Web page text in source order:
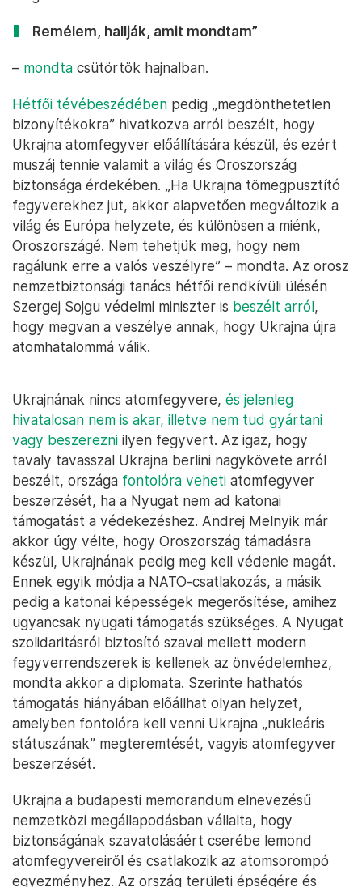
Remélem, hallják, amit mondtam”
– mondta csütörtök hajnalban.
Hétfői tévébeszédében pedig „megdönthetetlen
bizonyítékokra” hivatkozva arról beszélt, hogy
Ukrajna atomfegyver előállítására készül, és ezért
muszáj tennie valamit a világ és Oroszország
biztonsága érdekében. „Ha Ukrajna tömegpusztító
fegyverekhez jut, akkor alapvetően megváltozik a
világ és Európa helyzete, és különösen a miénk,
Oroszországé. Nem tehetjük meg, hogy nem
ragálunk erre a valós veszélyre” – mondta. Az orosz
nemzetbiztonsági tanács hétfői rendkívüli ülésén
Szergej Sojgu védelmi miniszter is beszélt arról,
hogy megvan a veszélye annak, hogy Ukrajna újra
atomhatalommá válik.
Ukrajnának nincs atomfegyvere, és jelenleg
hivatalosan nem is akar, illetve nem tud gyártani
vagy beszerezni ilyen fegyvert. Az igaz, hogy
tavaly tavasszal Ukrajna berlini nagykövete arról
beszélt, országa fontolóra veheti atomfegyver
beszerzését, ha a Nyugat nem ad katonai
támogatást a védekezéshez. Andrej Melnyik már
akkor úgy vélte, hogy Oroszország támadásra
készül, Ukrajnának pedig meg kell védenie magát.
Ennek egyik módja a NATO-csatlakozás, a másik
pedig a katonai képességek megerősítése, amihez
ugyancsak nyugati támogatás szükséges. A Nyugat
szolidaritásról biztosító szavai mellett modern
fegyverrendszerek is kellenek az önvédelemhez,
mondta akkor a diplomata. Szerinte hathatós
támogatás hiányában előállhat olyan helyzet,
amelyben fontolóra kell venni Ukrajna „nukleáris
státuszának” megteremtését, vagyis atomfegyver
beszerzését.
Ukrajna a budapesti memorandum elnevezésű
nemzetközi megállapodásban vállalta, hogy
biztonságának szavatolásáért cserébe lemond
atomfegyvereiről és csatlakozik az atomsorompó
egyezményhez. Az ország területi épségére és